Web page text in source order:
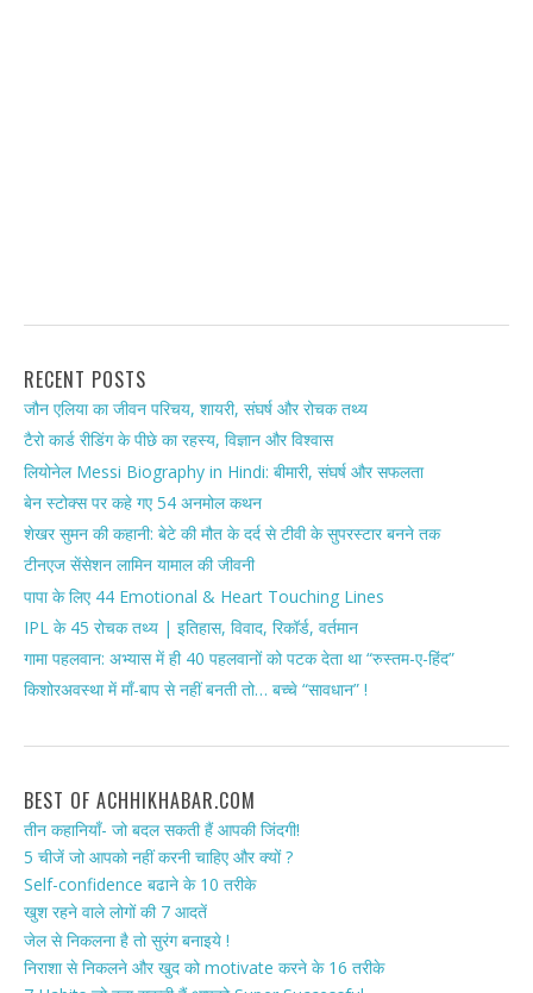
RECENT POSTS
जौन एलिया का जीवन परिचय, शायरी, संघर्ष और रोचक तथ्य
टैरो कार्ड रीडिंग के पीछे का रहस्य, विज्ञान और विश्वास
लियोनेल Messi Biography in Hindi: बीमारी, संघर्ष और सफलता
बेन स्टोक्स पर कहे गए 54 अनमोल कथन
शेखर सुमन की कहानी: बेटे की मौत के दर्द से टीवी के सुपरस्टार बनने तक
टीनएज सेंसेशन लामिन यामाल की जीवनी
पापा के लिए 44 Emotional & Heart Touching Lines
IPL के 45 रोचक तथ्य | इतिहास, विवाद, रिकॉर्ड, वर्तमान
गामा पहलवान: अभ्यास में ही 40 पहलवानों को पटक देता था “रुस्तम-ए-हिंद”
किशोरअवस्था में माँ-बाप से नहीं बनती तो… बच्चे “सावधान” !
BEST OF ACHHIKHABAR.COM
तीन कहानियाँ- जो बदल सकती हैं आपकी जिंदगी!
5 चीजें जो आपको नहीं करनी चाहिए और क्यों ?
Self-confidence बढाने के 10 तरीके
खुश रहने वाले लोगों की 7 आदतें
जेल से निकलना है तो सुरंग बनाइये !
निराशा से निकलने और खुद को motivate करने के 16 तरीके